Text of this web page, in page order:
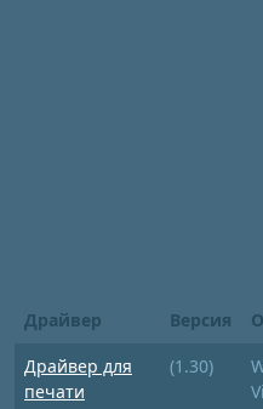
Драйвер Версия
Драйвер для
печати
(1.30)